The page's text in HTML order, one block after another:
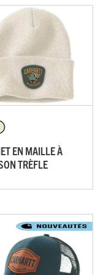
EN MAILLE À
TRÈFLE